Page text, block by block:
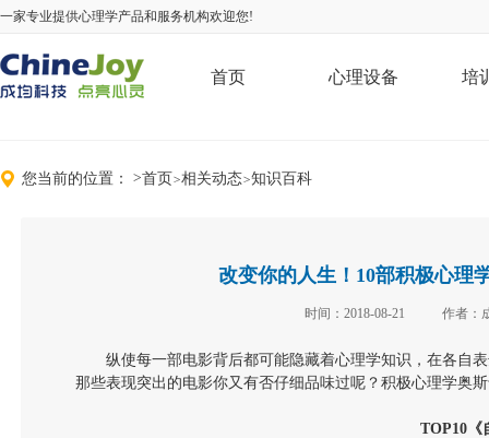
一家专业提供心理学产品和服务机构欢迎您!
首页 心理设备 培
您当前的位置： >首页>相关动态>知识百科
改变你的人生！10部积极心理
时间：2018-08-21 作者：
纵使每一部电影背后都可能隐藏着心理学知识，在各自
那些表现突出的电影你又有否仔细品味过呢？积极心理学奥
TOP10《